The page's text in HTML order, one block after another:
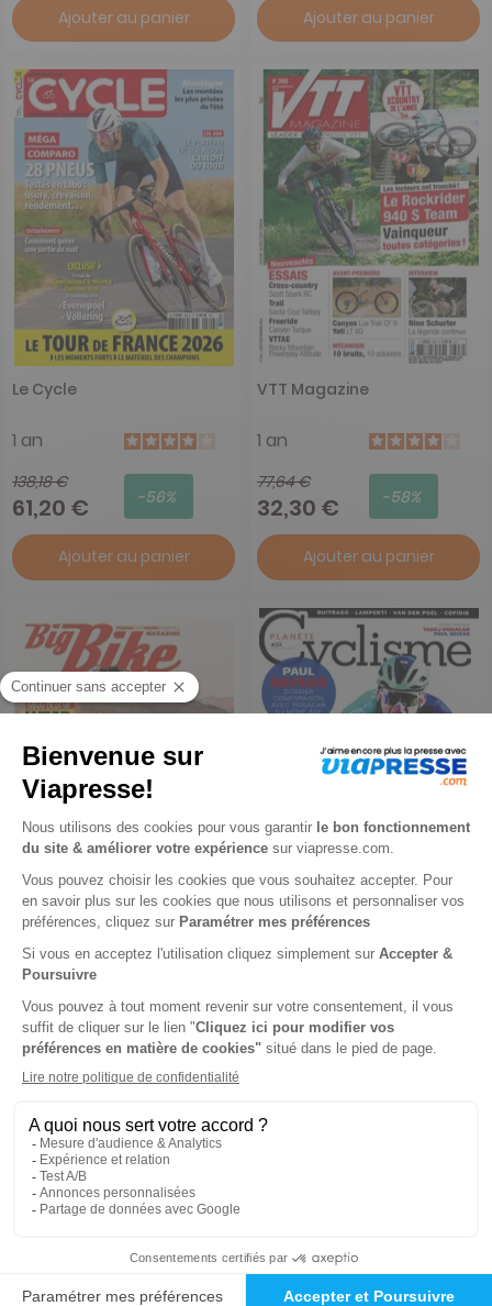
Ajouter au panier Ajouter au panier
Le Cycle
1 an
138,18 €
61,20 € -56%
Ajouter au panier
VTT Magazine
1 an
77,64 €
32,30 € -58%
Ajouter au panier
Big Bike
2 ans
90 €
56,10 € -38%
Planète cyclisme
40 €
24,65 € -38%